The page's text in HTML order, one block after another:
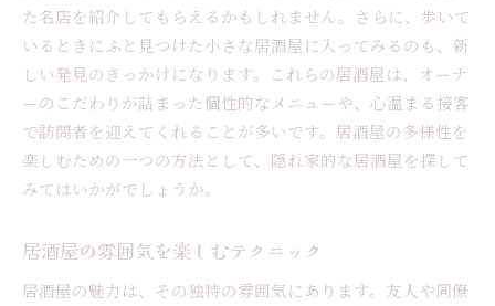
た名店を紹介してもらえるかもしれません。さらに、歩いて
いるときにふと見つけた小さな居酒屋に入ってみるのも、新
しい発見のきっかけになります。これらの居酒屋は、オーナ
ーのこだわりが詰まった個性的なメニューや、心温まる接客
で訪問者を迎えてくれることが多いです。居酒屋の多様性を
楽しむための一つの方法として、隠れ家的な居酒屋を探して
みてはいかがでしょうか。
居酒屋の雰囲気を楽しむテクニック
居酒屋の魅力は、その独特の雰囲気にあります。友人や同僚